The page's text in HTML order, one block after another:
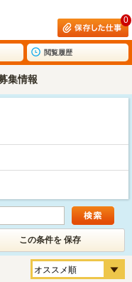
0
閲覧履歴
集情報
この条件を 保存